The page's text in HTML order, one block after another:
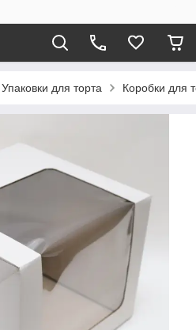
Упаковки для торта Коробки для